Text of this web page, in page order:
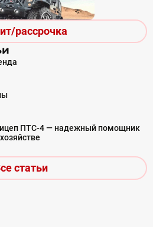
рассрочка
ПТС-4 — надежный помощник
статьи